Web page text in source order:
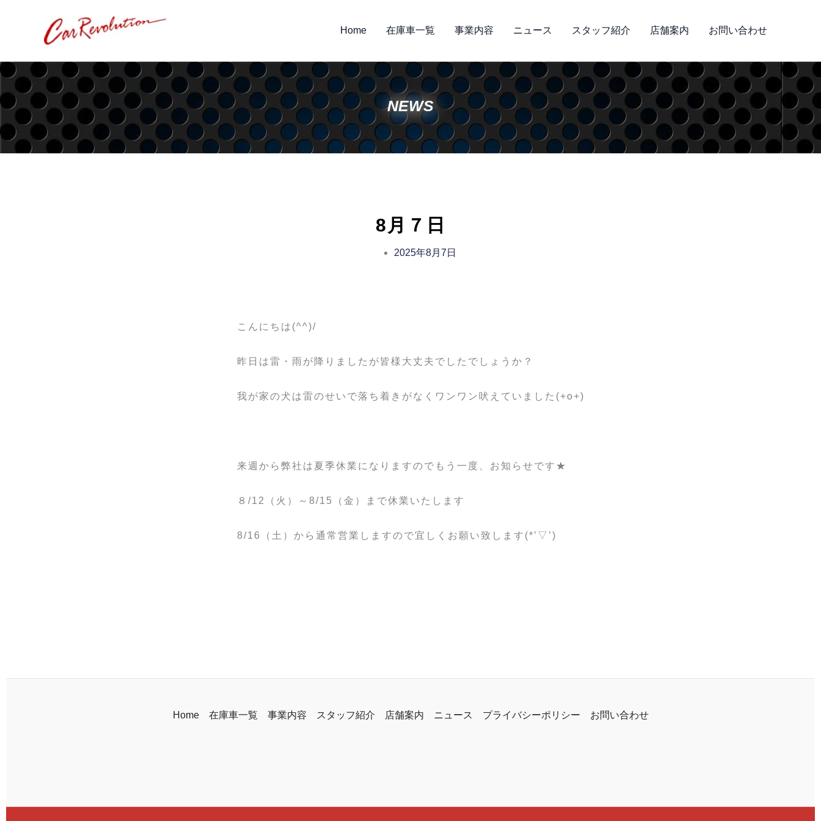
ス
キ
ッ
Home 在庫車一覧 事業内容 ニュース スタッフ紹介 店舗案内 お問い合わせ
NEWS
8月７日
2025年8月7日
こんにちは(^^)/
昨日は雷・雨が降りましたが皆様大丈夫でしたでしょうか？
我が家の犬は雷のせいで落ち着きがなくワンワン吠えていました(+o+)
来週から弊社は夏季休業になりますのでもう一度、お知らせです★
８/12（火）～8/15（金）まで休業いたします
8/16（土）から通常営業しますので宜しくお願い致します(*’▽’)
Home 在庫車一覧 事業内容 スタッフ紹介 店舗案内 ニュース プライバシーポリシー お問い合わせ